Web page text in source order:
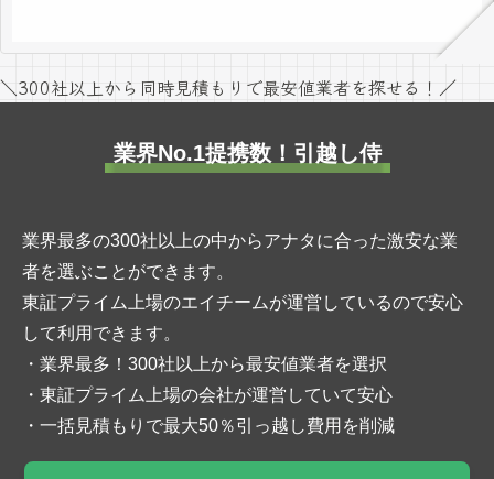
＼300社以上から同時見積もりで最安値業者を探せる！／
業界No.1提携数！引越し侍
業界最多の300社以上の中からアナタに合った激安な業
者を選ぶことができます。
東証プライム上場のエイチームが運営しているので安心
して利用できます。
・業界最多！300社以上から最安値業者を選択
・東証プライム上場の会社が運営していて安心
・一括見積もりで最大50％引っ越し費用を削減